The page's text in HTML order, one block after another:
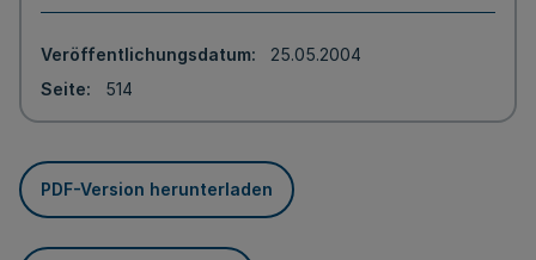
Veröffentlichungsdatum
25.05.2004
Seite
514
PDF-Version herunterladen